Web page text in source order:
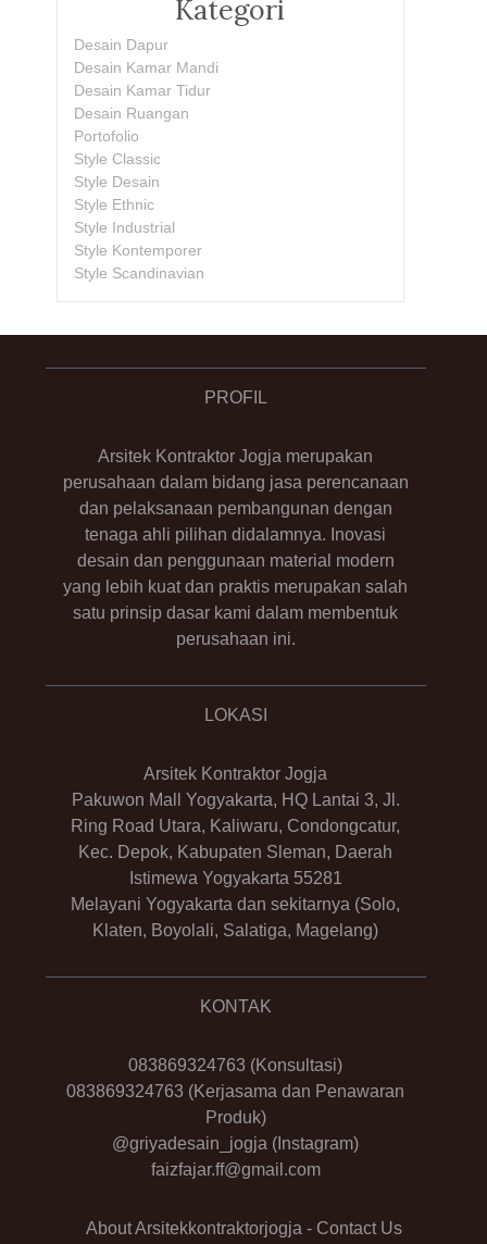
Kategori
Desain Dapur
Desain Kamar Mandi
Desain Kamar Tidur
Desain Ruangan
Portofolio
Style Classic
Style Desain
Style Ethnic
Style Industrial
Style Kontemporer
Style Scandinavian
PROFIL
Arsitek Kontraktor Jogja merupakan
perusahaan dalam bidang jasa perencanaan
dan pelaksanaan pembangunan dengan
tenaga ahli pilihan didalamnya. Inovasi
desain dan penggunaan material modern
yang lebih kuat dan praktis merupakan salah
satu prinsip dasar kami dalam membentuk
perusahaan ini.
LOKASI
Arsitek Kontraktor Jogja
Pakuwon Mall Yogyakarta, HQ Lantai 3, Jl.
Ring Road Utara, Kaliwaru, Condongcatur,
Kec. Depok, Kabupaten Sleman, Daerah
Istimewa Yogyakarta 55281
Melayani Yogyakarta dan sekitarnya (Solo,
Klaten, Boyolali, Salatiga, Magelang)
KONTAK
083869324763 (Konsultasi)
083869324763 (Kerjasama dan Penawaran
Produk)
@griyadesain_jogja (Instagram)
faizfajar.ff@gmail.com
About Arsitekkontraktorjogja - Contact Us